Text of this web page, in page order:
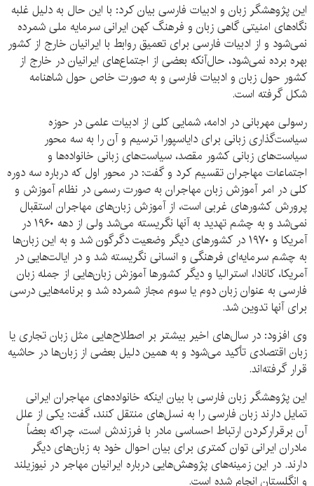
این پژوهشگر زبان و ادبیات فارسی بیان کرد: با این حال به دلیل غلبه
نگاه‌های امنیتی گاهی زبان و فرهنگ کهن ایرانی سرمایه ملی شمرده
نمی‌شود و از ادبیات فارسی برای تعمیق روابط با ایرانیان خارج از کشور
بهره برده نمی‌شود، حال‌آنکه بعضی از اجتماع‌های ایرانیان در خارج از
کشور حول زبان و ادبیات فارسی و به صورت خاص حول شاهنامه
شکل گرفته است.
رسولی مهربانی در ادامه، شمایی کلی از ادبیات علمی در حوزه
سیاست‌گذاری زبانی برای دایاسپورا ترسیم و آن را به سه محور
سیاست‌های زبانی کشور مقصد، سیاست‌های زبانی خانواده‌ها و
اجتماعات مهاجران تقسیم کرد و گفت: در محور اول که درباره سه دوره
کلی در امر آموزش زبان مهاجران به صورت رسمی در نظام آموزش و
پرورش کشورهای غربی است، از آموزش زبان‌های مهاجران استقبال
نمی‌شد و به چشم تهدید به آنها نگریسته می‌شد ولی از دهه ۱۹۶۰ در
آمریکا و ۱۹۷۰ در کشورهای دیگر وضعیت دگرگون شد و به این زبان‌ها
به چشم سرمایه‌ای فرهنگی و انسانی نگریسته شد و در ایالت‌هایی در
آمریکا، کانادا، استرالیا و دیگر کشورها آموزش زبان‌هایی از جمله زبان
فارسی به عنوان زبان دوم یا سوم مجاز شمرده شد و برنامه‌هایی درسی
برای آنها تدوین شد.
وی افزود: در سال‌های اخیر بیشتر بر اصطلاح‌هایی مثل زبان تجاری یا
زبان اقتصادی تأکید می‌شود و به همین دلیل بعضی از زبان‌ها در حاشیه
قرار گرفته‌اند.
این پژوهشگر زبان فارسی با بیان اینکه خانواده‌های مهاجران ایرانی
تمایل دارند زبان فارسی را به نسل‌های منتقل کنند، گفت: یکی از علل
آن برقرارکردن ارتباط احساسی مادر با فرزندش است، چراکه بعضاً
مادران ایرانی توان کمتری برای بیان احوال خود به زبان‌های دیگر
دارند. در این زمینه‌های پژوهش‌هایی درباره ایرانیان مهاجر در نیوزیلند
و انگلستان انجام شده است.